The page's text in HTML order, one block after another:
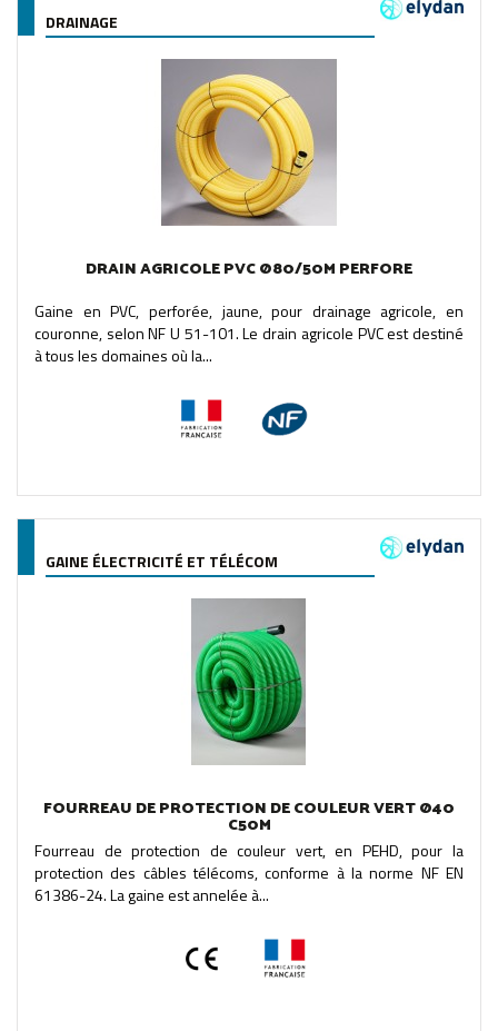
DRAINAGE
DRAIN AGRICOLE PVC Ø80/50M PERFORE
Gaine en PVC, perforée, jaune, pour drainage agricole, en
couronne, selon NF U 51-101. Le drain agricole PVC est destiné
à tous les domaines où la...
GAINE ÉLECTRICITÉ ET TÉLÉCOM
FOURREAU DE PROTECTION DE COULEUR VERT Ø40
C50M
Fourreau de protection de couleur vert, en PEHD, pour la
protection des câbles télécoms, conforme à la norme NF EN
61386-24. La gaine est annelée à...